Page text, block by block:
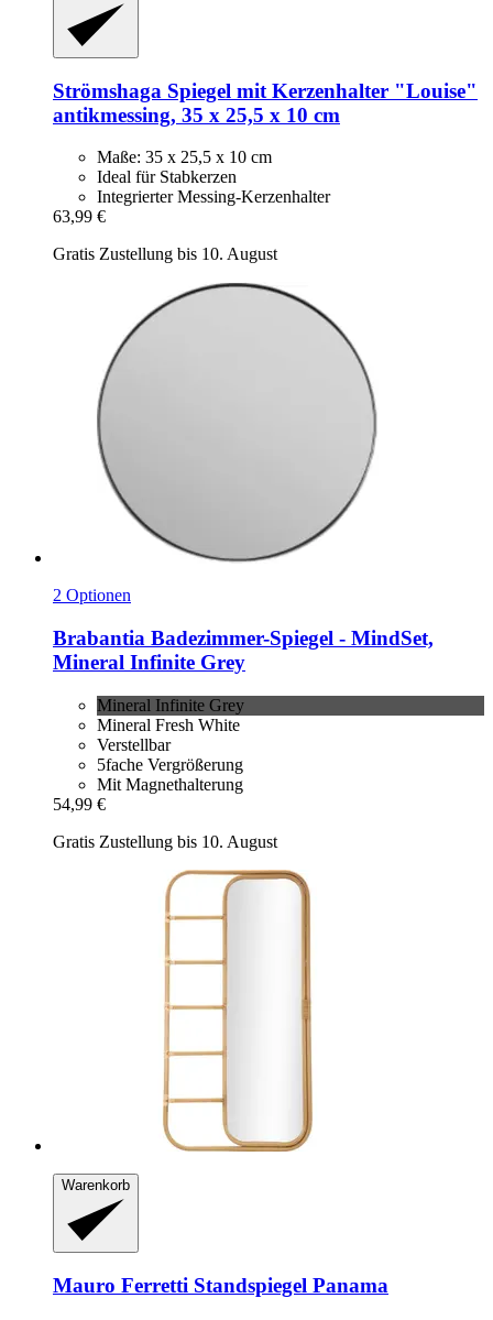
Strömshaga Spiegel mit Kerzenhalter "Louise"
antikmessing, 35 x 25,5 x 10 cm
Maße: 35 x 25,5 x 10 cm
Ideal für Stabkerzen
Integrierter Messing-Kerzenhalter
63,99 €
Gratis Zustellung bis 10. August
2 Optionen
Brabantia Badezimmer-​Spiegel -​ MindSet,
Mineral Infinite Grey
Mineral Infinite Grey
Mineral Fresh White
Verstellbar
5fache Vergrößerung
Mit Magnethalterung
54,99 €
Gratis Zustellung bis 10. August
Warenkorb
Mauro Ferretti Standspiegel Panama